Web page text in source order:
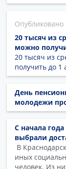
20 тысяч из
можно
20 тысяч из
получить до 1
День
молодежи
С начала
выбрали
В
иных
человек. Из